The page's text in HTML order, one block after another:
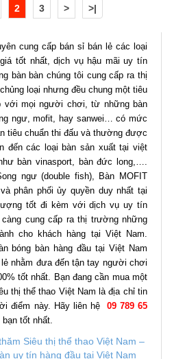
2 3 > >|
cung cấp bán sỉ bán lẻ các loại
tốt nhất, dịch vụ hậu mãi uy tín
bàn bàn chúng tôi cung cấp ra thị
loại nhưng đều chung một tiêu
với mọi người chơi, từ những bàn
ngư, mofit, hay sanwei… có mức
tiêu chuẩn thi đấu và thường được
đến các loại bàn sản xuất tại việt
bàn vinasport, bàn đức long,….
ngư (double fish), Bàn MOFIT
phân phối ủy quyền duy nhất tại
tốt đi kèm với dịch vụ uy tín
cung cấp ra thị trường những
cho khách hàng tại Việt Nam.
bóng bàn hàng đầu tại Việt Nam
nhằm đưa đến tận tay người chơi
tốt nhất. Bạn đang cần mua một
thị thể thao Việt Nam là địa chỉ tin
điểm này. Hãy liên hệ
09 789 65
tốt nhất.
Siêu thị thể thao Việt Nam –
uy tín hàng đầu tại Việt Nam